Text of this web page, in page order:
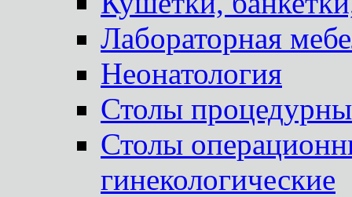
Лабораторная
Неонатология
Столы
Столы
гинекологические